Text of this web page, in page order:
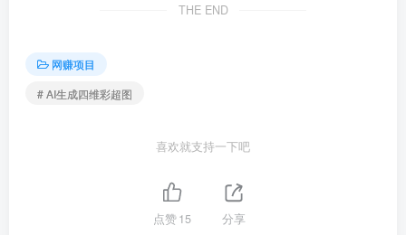
THE END
网赚项目
# AI生成四维彩超图
喜欢就支持一下吧
点赞15 分享